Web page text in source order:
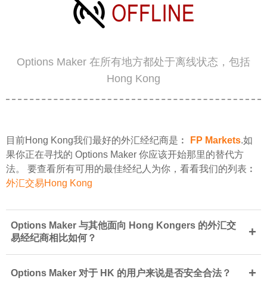
Options Maker 在所有地方都处于离线状态，包括
Hong Kong
目前Hong Kong我们最好的外汇经纪商是︰ FP Markets.如
果你正在寻找的 Options Maker 你应该开始那里的替代方
法。 要查看所有可用的最佳经纪人为你，看看我们的列表︰
外汇交易Hong Kong
Options Maker 与其他面向 Hong Kongers 的外汇交
易经纪商相比如何？
+
Options Maker 对于 HK 的用户来说是否安全合法？ +